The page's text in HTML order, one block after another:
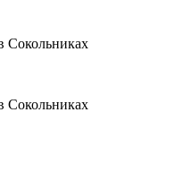
Сокольниках
Сокольниках